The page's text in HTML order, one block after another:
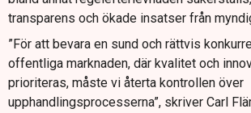
transparens och ökade insatser från
”För att bevara en sund och rättvis
offentliga marknaden, där kvalitet och
prioriteras, måste vi återta kontrollen över
upphandlingsprocesserna”, skriver Carl